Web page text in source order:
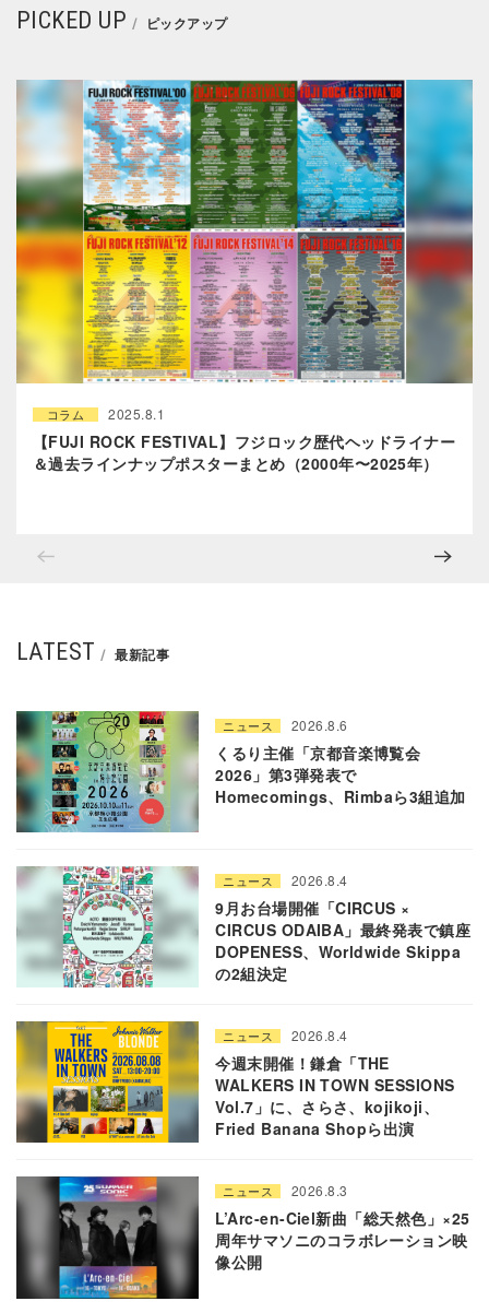
PICKED UP ピックアップ
コラム 2025.8.1
【FUJI ROCK FESTIVAL】フジロック歴代ヘッドライナー
＆過去ラインナップポスターまとめ（2000年〜2025年）
LATEST 最新記事
ニュース 2026.8.6
くるり主催「京都音楽博覧会
2026」第3弾発表で
Homecomings、Rimbaら3組追加
ニュース 2026.8.4
9月お台場開催「CIRCUS ×
CIRCUS ODAIBA」最終発表で鎮座
DOPENESS、Worldwide Skippa
の2組決定
ニュース 2026.8.4
今週末開催！鎌倉「THE
WALKERS IN TOWN SESSIONS
Vol.7」に、さらさ、kojikoji、
Fried Banana Shopら出演
ニュース 2026.8.3
L’Arc-en-Ciel新曲「総天然色」×25
周年サマソニのコラボレーション映
像公開